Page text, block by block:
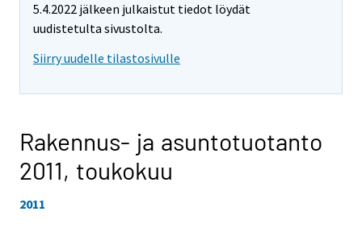
5.4.2022 jälkeen julkaistut tiedot löydät
uudistetulta sivustolta.
Siirry uudelle tilastosivulle
Rakennus- ja asuntotuotanto
2011, toukokuu
2011